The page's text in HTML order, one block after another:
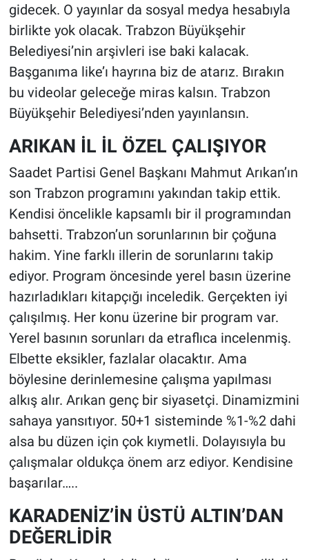
gidecek. O yayınlar da sosyal medya hesabıyla
birlikte yok olacak. Trabzon Büyükşehir
Belediyesi’nin arşivleri ise baki kalacak.
Başganıma like’ı hayrına biz de atarız. Bırakın
bu videolar geleceğe miras kalsın. Trabzon
Büyükşehir Belediyesi’nden yayınlansın.
ARIKAN İL İL ÖZEL ÇALIŞIYOR
Saadet Partisi Genel Başkanı Mahmut Arıkan’ın
son Trabzon programını yakından takip ettik.
Kendisi öncelikle kapsamlı bir il programından
bahsetti. Trabzon’un sorunlarının bir çoğuna
hakim. Yine farklı illerin de sorunlarını takip
ediyor. Program öncesinde yerel basın üzerine
hazırladıkları kitapçığı inceledik. Gerçekten iyi
çalışılmış. Her konu üzerine bir program var.
Yerel basının sorunları da etraflıca incelenmiş.
Elbette eksikler, fazlalar olacaktır. Ama
böylesine derinlemesine çalışma yapılması
alkış alır. Arıkan genç bir siyasetçi. Dinamizmini
sahaya yansıtıyor. 50+1 sisteminde %1-%2 dahi
alsa bu düzen için çok kıymetli. Dolayısıyla bu
çalışmalar oldukça önem arz ediyor. Kendisine
başarılar…..
KARADENİZ’İN ÜSTÜ ALTIN’DAN
DEĞERLİDİR